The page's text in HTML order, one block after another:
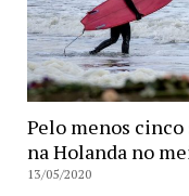
Pelo menos
na Holanda no
13/05/2020